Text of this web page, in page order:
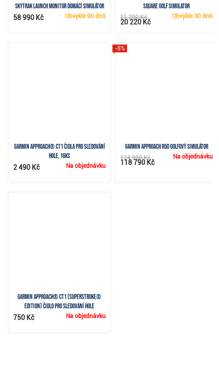
SkyTrak Launch Monitor domácí simulátor
Obvykle90 dnů
58 990 Kč
Square Golf Simulator
Obvykle30 dnů
21 290 Kč
20 220 Kč
Garmin Approach® CT1 čidla pro sledování
hole, 16ks
Na objednávku
2 490 Kč
Garmin Approach R50 golfový simulátor
-5%
Na objednávku
124 990 Kč
118 790 Kč
Garmin Approach® CT1 (SuperStroke®
Edition) čidlo pro sledování hole
Na objednávku
750 Kč